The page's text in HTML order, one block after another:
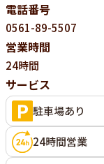
電話番号
0561-89-5507
営業時間
24時間
サービス
駐車場あり
24時間営業